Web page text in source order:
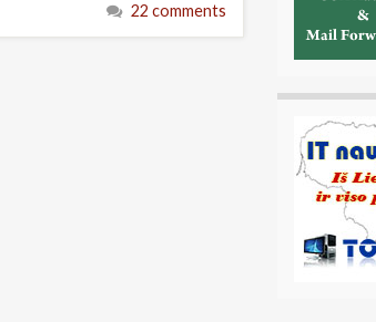
22 comments